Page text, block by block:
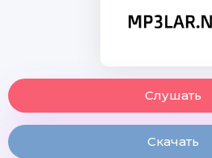
Слушать
Скачать